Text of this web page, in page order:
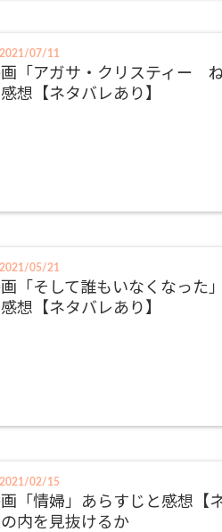
07/11
「アガサ・クリスティー
想【ネタバレあり】
05/21
「そして誰もいなくなった
想【ネタバレあり】
02/15
「情婦」あらすじと感想【
内を見抜けるか